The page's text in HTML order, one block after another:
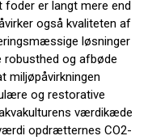
foder er langt mere end
også kvaliteten af
løsninger
robusthed og afbøde
miljøpåvirkningen
og restorative
værdikæde
opdrætternes CO2-